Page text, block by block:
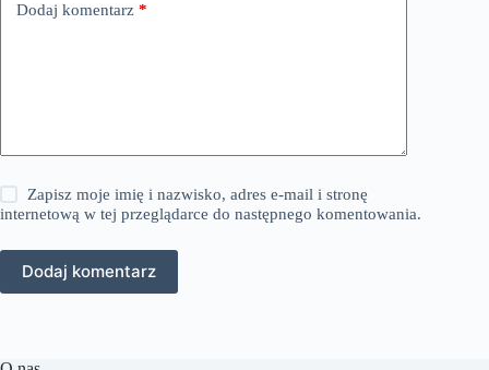
Dodaj komentarz *
Zapisz moje imię i nazwisko, adres e-mail i stronę
internetową w tej przeglądarce do następnego komentowania.
Dodaj komentarz